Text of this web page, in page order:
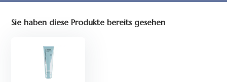
Sie haben diese Produkte bereits gesehen